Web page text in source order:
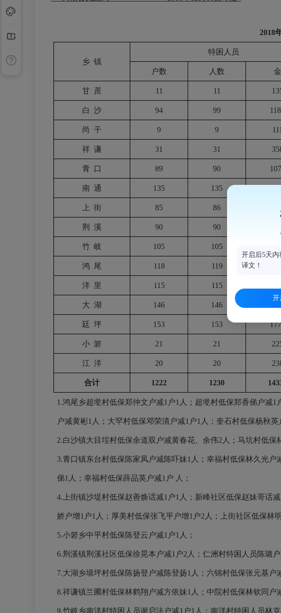
2018
乡 镇
特困人员
户数
人数
甘 蔗 11 11
白 沙 94 99
尚 干 9 9
祥 谦 31 31
青 口 89 90
南 通 135 135
上 街 85 86
荆 溪 90 90
竹 岐 105 105
鸿 尾 118 119
洋 里 115 115
大 湖 146 146
廷 坪 153 153
小 箬 21 21
江 洋 20 20
合计 1222 1230
1.鸿尾乡超墘村低保郑仲文户减1 户1 人；超墘村低保郑香俤户减1
户减黄彬1 人；大罕村低保邓荣清户减1 户1 人；奎石村低保杨秋英
2.白沙镇大目埕村低保余道双户减黄春花、余伟2 人；马坑村低保
3.青口镇东台村低保陈家凤户减陈吓妹1 人；幸福村低保林久光户
俤1 人；幸福村低保薛品英户减1 户 人；
4. 上街镇沙堤村低保赵善焕话减1 户1 人；新峰社区低保赵妹哥话减
娇户增1 户1 人；厚美村低保张飞平户增1 户2 人；上街社区低保林
5.小箬乡中平村低保陈登云户减1 户1 人；
6.荆溪镇荆溪社区低保徐晃本户减1 户2 人；仁洲村特困人员陈璐
7.大湖乡墙坪村低保陈扬登户减陈登扬1 人；六锦村低保张元基户
8.祥谦镇兰圃村低保林鹤翔户减方依妹1 人；中院村低保林钦同户
9.竹岐乡南洋村特困人员谢启法户减1 户1 人；南洋村特困人员林
开启后5天
译文！
开